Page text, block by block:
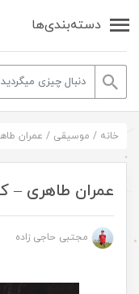
دسته‌بندی‌ها
خانه / موسیقی / عمران
عمران طاهری –
مجتبی حاجی زاده